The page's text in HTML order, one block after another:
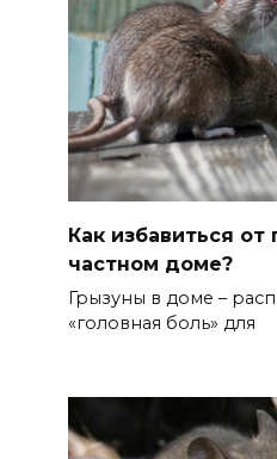
Как избавиться от
частном доме?
Грызуны в доме –
«головная боль» для